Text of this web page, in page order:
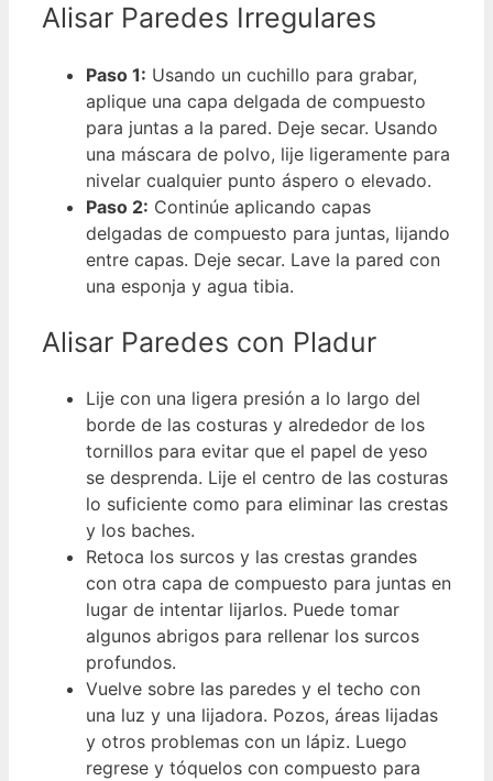
Alisar Paredes Irregulares
Paso 1: Usando un cuchillo para grabar,
aplique una capa delgada de compuesto
para juntas a la pared. Deje secar. Usando
una máscara de polvo, lije ligeramente para
nivelar cualquier punto áspero o elevado.
Paso 2: Continúe aplicando capas
delgadas de compuesto para juntas, lijando
entre capas. Deje secar. Lave la pared con
una esponja y agua tibia.
Alisar Paredes con Pladur
Lije con una ligera presión a lo largo del
borde de las costuras y alrededor de los
tornillos para evitar que el papel de yeso
se desprenda. Lije el centro de las costuras
lo suficiente como para eliminar las crestas
y los baches.
Retoca los surcos y las crestas grandes
con otra capa de compuesto para juntas en
lugar de intentar lijarlos. Puede tomar
algunos abrigos para rellenar los surcos
profundos.
Vuelve sobre las paredes y el techo con
una luz y una lijadora. Pozos, áreas lijadas
y otros problemas con un lápiz. Luego
regrese y tóquelos con compuesto para